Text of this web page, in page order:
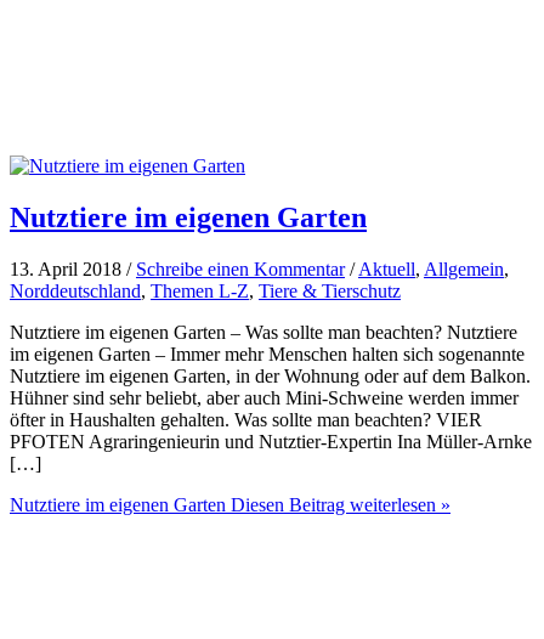
Nutztiere im eigenen Garten
13. April 2018 / Schreibe einen Kommentar /Aktuell, Allgemein,
Norddeutschland, Themen L-Z, Tiere & Tierschutz
Nutztiere im eigenen Garten – Was sollte man beachten? Nutztiere
im eigenen Garten – Immer mehr Menschen halten sich sogenannte
Nutztiere im eigenen Garten, in der Wohnung oder auf dem Balkon.
Hühner sind sehr beliebt, aber auch Mini-Schweine werden immer
öfter in Haushalten gehalten. Was sollte man beachten? VIER
PFOTEN Agraringenieurin und Nutztier-Expertin Ina Müller-Arnke
[…]
Nutztiere im eigenen Garten Diesen Beitrag weiterlesen »